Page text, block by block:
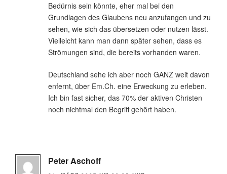
Bedürnis sein könnte, eher mal bei den
Grundlagen des Glaubens neu anzufangen und zu
sehen, wie sich das übersetzen oder nutzen lässt.
Vielleicht kann man dann später sehen, dass es
Strömungen sind, die bereits vorhanden waren.
Deutschland sehe ich aber noch GANZ weit davon
enfernt, über Em.Ch. eine Erweckung zu erleben.
Ich bin fast sicher, das 70% der aktiven Christen
noch nichtmal den Begriff gehört haben.
Peter Aschoff